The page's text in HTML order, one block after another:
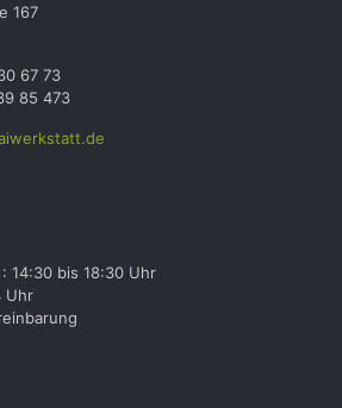
167
67 73
85 473
14:30 bis 18:30 Uhr
Uhr